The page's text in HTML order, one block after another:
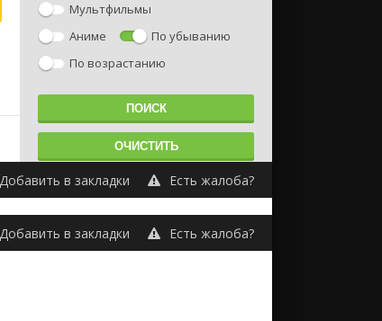
Мультфильмы
Аниме
По убыванию
По возрастанию
Добавить в закладки Есть жалоба?
Добавить в закладки Есть жалоба?